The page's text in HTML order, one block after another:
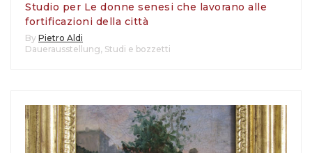
Studio per Le donne senesi che lavorano alle
fortificazioni della città
By Pietro Aldi
Dauerausstellung, Studi e bozzetti